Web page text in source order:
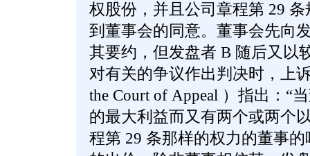
权股份，并且公司章程第 29
到董事会的同意。董事会先向
其要约，但发盘者 B 随后又以
对有关的争议作出判决时，上
the Court of Appeal ）指出：“
的最大利益而又有两个或两个
程第 29 条那样的权力的董事